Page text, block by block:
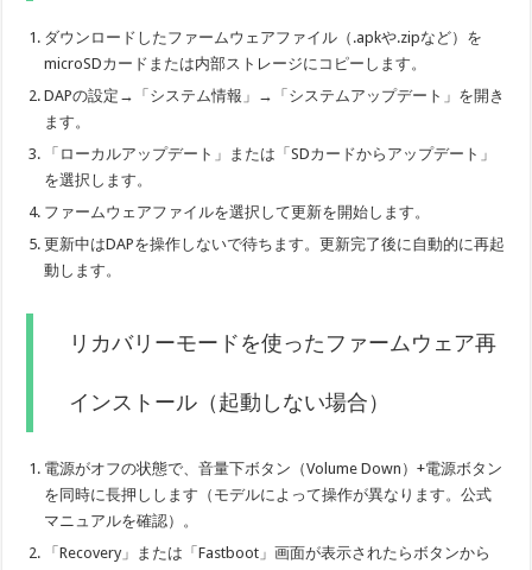
ダウンロードしたファームウェアファイル（.apkや.zipなど）を
microSDカードまたは内部ストレージにコピーします。
DAPの設定→「システム情報」→「システムアップデート」を開き
ます。
「ローカルアップデート」または「SDカードからアップデート」
を選択します。
ファームウェアファイルを選択して更新を開始します。
更新中はDAPを操作しないで待ちます。更新完了後に自動的に再起
動します。
リカバリーモードを使ったファームウェア再
インストール（起動しない場合）
電源がオフの状態で、音量下ボタン（Volume Down）+電源ボタン
を同時に長押しします（モデルによって操作が異なります。公式
マニュアルを確認）。
「Recovery」または「Fastboot」画面が表示されたらボタンから